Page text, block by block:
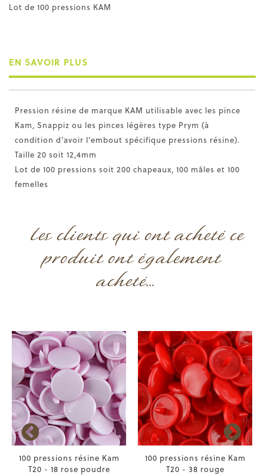
Lot de 100 pressions KAM
EN SAVOIR PLUS
Pression résine de marque KAM utilisable avec les pince
Kam, Snappiz ou les pinces légères type Prym (à
condition d'avoir l'embout spécifique pressions résine).
Taille 20 soit 12,4mm
Lot de 100 pressions soit 200 chapeaux, 100 mâles et 100
femelles
Les clients qui ont acheté ce
produit ont également
acheté...
100 pressions résine Kam
T20 - 18 rose poudre
100 pressions résine Kam
T20 - 38 rouge